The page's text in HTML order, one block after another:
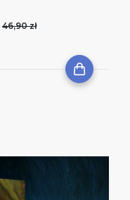
46,90 zł